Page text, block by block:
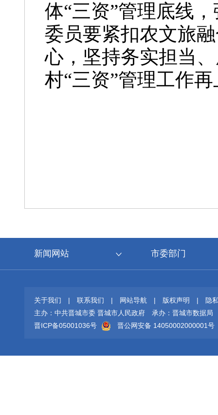
体“三资”管理底线
委员要紧扣农文旅
心，坚持务实担当
村“三资”管理工作
新闻网站 市委部门
关于我们 | 联系我们 | 网站导航 | 版权声明 |
隐
主办：中共晋城市委 晋城市人民政府
承办：晋城市数据局
晋ICP备05001036号
晋公网安备 14050002000001号